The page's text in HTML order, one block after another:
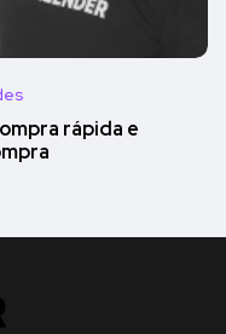
rápida e